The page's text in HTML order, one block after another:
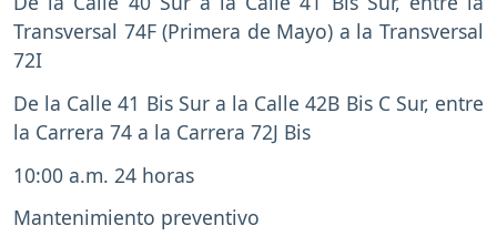
Transversal 74F (Primera de Mayo) a la Transversal
72I
De la Calle 41 Bis Sur a la Calle 42B Bis C Sur, entre
la Carrera 74 a la Carrera 72J Bis
10:00 a.m. 24 horas
Mantenimiento preventivo